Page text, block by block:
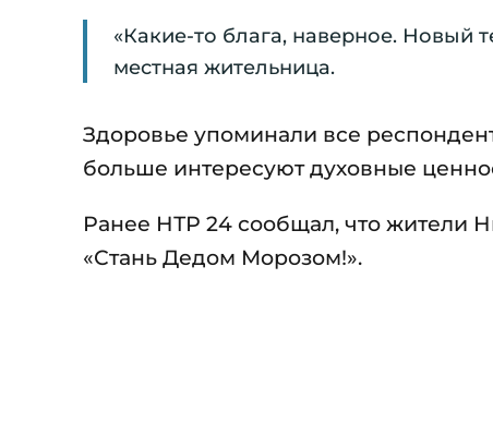
«Какие-то блага, наверное. Новый
местная жительница.
Здоровье упоминали все
больше интересуют духовные
Ранее НТР 24 сообщал, что жители
«Стань Дедом Морозом!».